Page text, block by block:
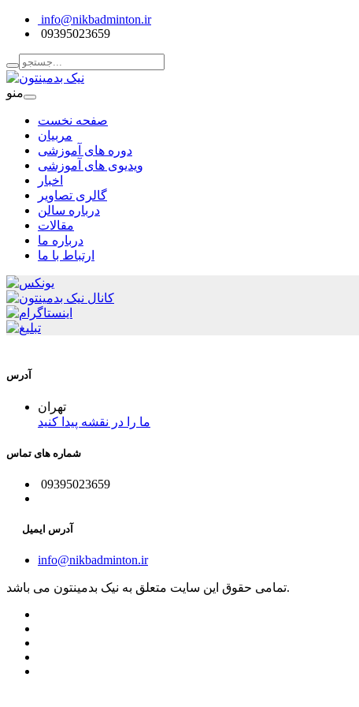
info@nikbadminton.ir
09395023659
منو
صفحه نخست
مربیان
دوره های آموزشی
ویدیوی های آموزشی
اخبار
گالری تصاویر
درباره سالن
مقالات
درباره ما
ارتباط با ما
آدرس
تهران
ما را در نقشه پیدا کنید
شماره های تماس
09395023659
آدرس ایمیل
info@nikbadminton.ir
تمامی حقوق این سایت متعلق به نیک بدمینتون می باشد.